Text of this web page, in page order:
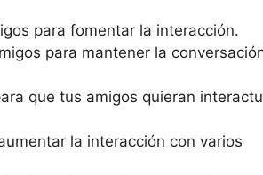
para fomentar la interacción.
para mantener la
que tus amigos quieran
la interacción con varios